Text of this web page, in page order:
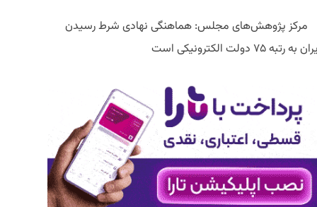
مرکز پژوهش‌های مجلس: هماهنگی نهادی شرط رسیدن
به رتبه ۷۵ دولت الکترونیکی است